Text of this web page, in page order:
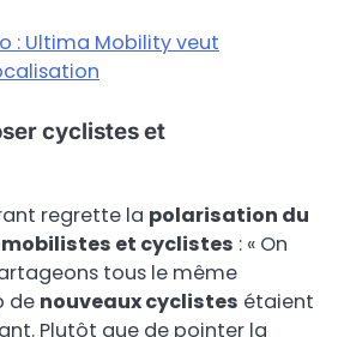
: Ultima Mobility veut
cyclistes et
regrette la polarisation du
et cyclistes : « On
tous le même
de nouveaux cyclistes étaient
Plutôt que de pointer la